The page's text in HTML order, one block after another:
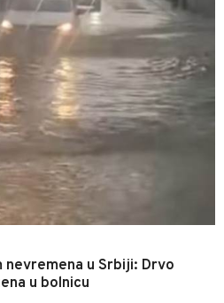
u Srbiji: Drvo
u bolnicu